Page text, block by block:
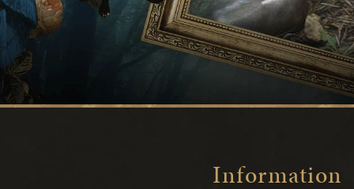
Information